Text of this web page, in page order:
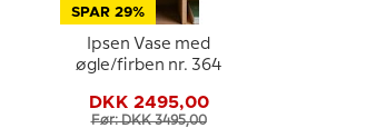
SPAR 29%
Ipsen Vase med
øgle/firben nr. 364
DKK 2495,00
Før: DKK 3495,00